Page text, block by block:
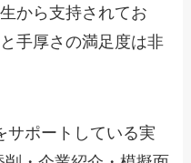
から支持されてお
手厚さの満足度は非
サポートしている実